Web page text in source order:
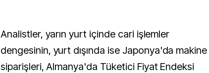
Analistler, yarın yurt içinde cari işlemler
dengesinin, yurt dışında ise Japonya'da makine
siparişleri, Almanya'da Tüketici Fiyat Endeksi